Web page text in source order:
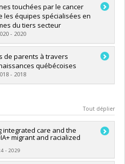
touchées par le cancer
les équipes spécialisées en
du tiers secteur
- 2020
Josée
de parents à travers
québécoises
- 2018
Tout déplier
integrated care and the
migrant and racialized
- 2029